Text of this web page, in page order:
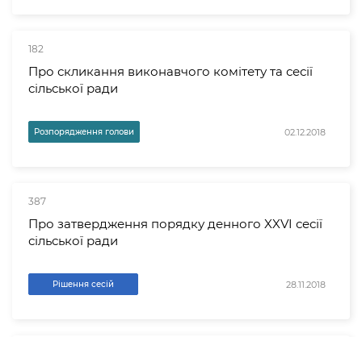
182
Про скликання виконавчого комітету та сесії
сільської ради
Розпорядження голови 02.12.2018
387
Про затвердження порядку денного XXVI сесії
сільської ради
Рішення сесій 28.11.2018